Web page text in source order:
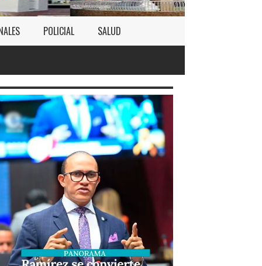
POLICIAL SALUD